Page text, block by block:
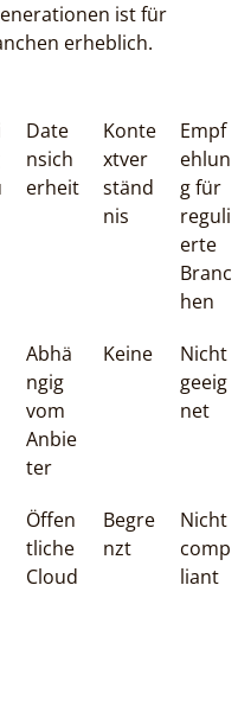
ist für
erheblich.
Date
nsich
erheit
Konte
xtver
ständ
nis
Empf
ehlun
g für
reguli
erte
Branc
hen
Abhä
ngig
vom
Anbie
ter
Keine
Nicht
geeig
net
Öffen
tliche
Cloud
Begre
nzt
Nicht
comp
liant